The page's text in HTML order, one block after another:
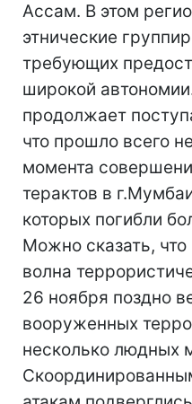
Ассам. В этом
этнические
требующих
широкой
продолжает
что прошло всего
момента
терактов в
которых погибли
Можно сказать,
волна
26 ноября поздно
вооруженных
несколько людных